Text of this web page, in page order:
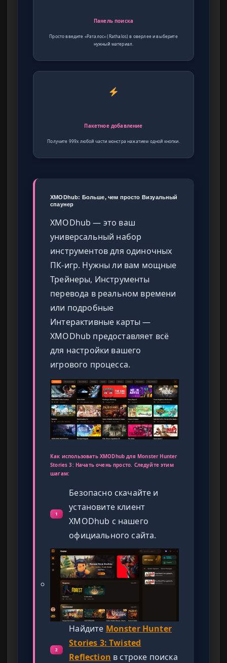
Панель поиска
Просто введите «Раталос» (Rathalos) в оверлее и выберите
нужный материал.
Пакетное добавление
Получите 999x любой части монстра нажатием одной кнопки.
XMODhub: Больше, чем просто Визуальный
спаунер
XMODhub — это ваш
универсальный набор
инструментов для одиночных
ПК-игр. Нужны ли вам мощные
Трейнеры, Инструменты
перевода в реальном времени
или подробные
Интерактивные карты —
XMODhub предоставляет всё
для настройки вашего
игрового процесса.
Как использовать XMODhub для Monster Hunter
Stories 3: Начать очень просто. Следуйте этим
шагам:
1
Безопасно скачайте и
установите клиент
XMODhub с нашего
официального сайта.
2
Найдите Monster Hunter
Stories 3: Twisted
Reflection в строке поиска